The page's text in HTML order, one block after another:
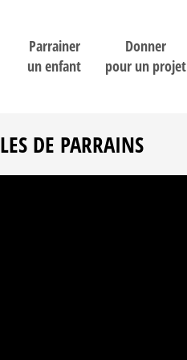
Parrainer
un enfant
Donner
pour un projet
DE PARRAINS